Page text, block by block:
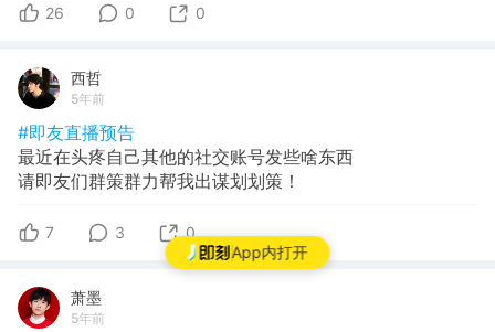
App内打开
26 0 0
西哲
5年前
#即友直播预告
最近在头疼自己其他的社交账号发些啥东西
请即友们群策群力帮我出谋划划策！
7 3 0
萧墨
5年前